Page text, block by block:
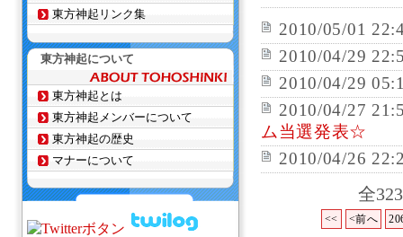
2010/05/01
2010/04/29
2010/04/29
2010/04/27
ム当選発表☆
2010/04/26
全
<< <前へ
東方神起リンク集
東方神起について
東方神起とは
東方神起メンバーについて
東方神起の歴史
マナーについて